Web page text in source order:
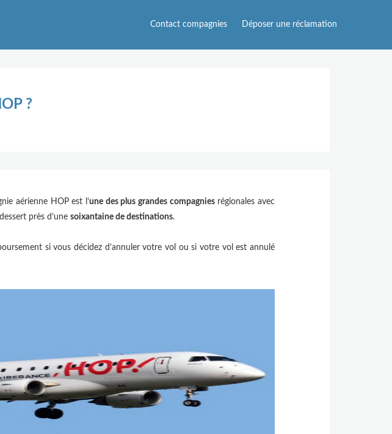
Contact compagnies Déposer une réclamation
?
aérienne HOP est l’une des plus grandes compagniesrégionales avec
près d’une soixantaine de destinations.
si vous décidez d’annuler votre vol ou si votre vol est annulé